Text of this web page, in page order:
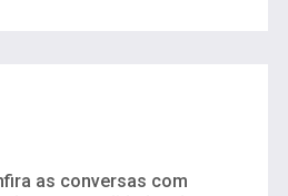
as conversas com